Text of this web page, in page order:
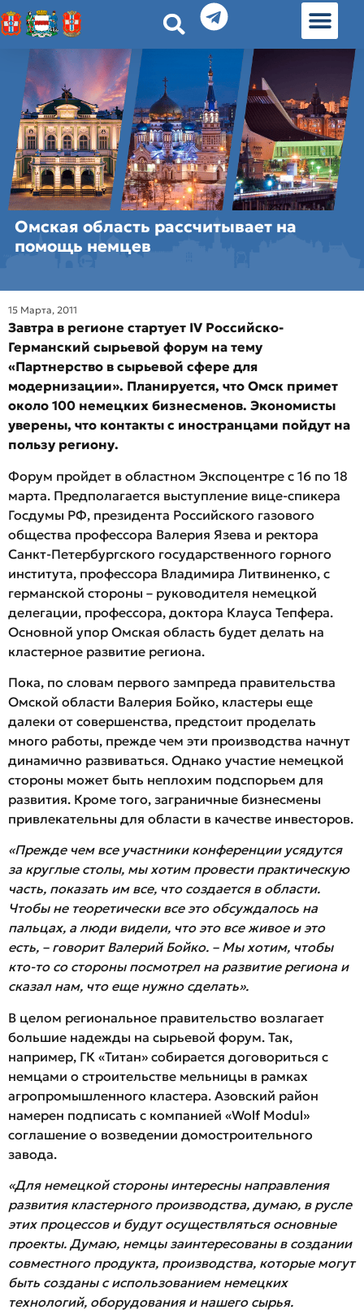
Омская область рассчитывает на
помощь немцев
15 Марта, 2011
Завтра в регионе стартует IV Российско-
Германский сырьевой форум на тему
«Партнерство в сырьевой сфере для
модернизации». Планируется, что Омск примет
около 100 немецких бизнесменов. Экономисты
уверены, что контакты с иностранцами пойдут на
пользу региону.
Форум пройдет в областном Экспоцентре с 16 по 18
марта. Предполагается выступление вице-спикера
Госдумы РФ, президента Российского газового
общества профессора Валерия Язева и ректора
Санкт-Петербургского государственного горного
института, профессора Владимира Литвиненко, с
германской стороны – руководителя немецкой
делегации, профессора, доктора Клауса Тепфера.
Основной упор Омская область будет делать на
кластерное развитие региона.
Пока, по словам первого зампреда правительства
Омской области Валерия Бойко, кластеры еще
далеки от совершенства, предстоит проделать
много работы, прежде чем эти производства начнут
динамично развиваться. Однако участие немецкой
стороны может быть неплохим подспорьем для
развития. Кроме того, заграничные бизнесмены
привлекательны для области в качестве инвесторов.
«Прежде чем все участники конференции усядутся
за круглые столы, мы хотим провести практическую
часть, показать им все, что создается в области.
Чтобы не теоретически все это обсуждалось на
пальцах, а люди видели, что это все живое и это
есть, – говорит Валерий Бойко. – Мы хотим, чтобы
кто-то со стороны посмотрел на развитие региона и
сказал нам, что еще нужно сделать».
В целом региональное правительство возлагает
большие надежды на сырьевой форум. Так,
например, ГК «Титан» собирается договориться с
немцами о строительстве мельницы в рамках
агропромышленного кластера. Азовский район
намерен подписать с компанией «Wolf Modul»
соглашение о возведении домостроительного
завода.
«Для немецкой стороны интересны направления
развития кластерного производства, думаю, в русле
этих процессов и будут осуществляться основные
проекты. Думаю, немцы заинтересованы в создании
совместного продукта, производства, которые могут
быть созданы с использованием немецких
технологий, оборудования и нашего сырья.